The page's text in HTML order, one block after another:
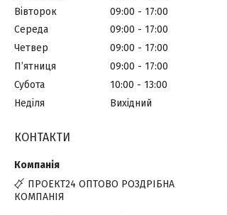
Вівторок
09:00
17:00
Середа
09:00
17:00
Четвер
09:00
17:00
Пʼятниця
09:00
17:00
Субота
10:00
13:00
Неділя
Вихідний
КОНТАКТИ
ПРОЕКТ24 ОПТОВО РОЗДРІБНА
КОМПАНІЯ